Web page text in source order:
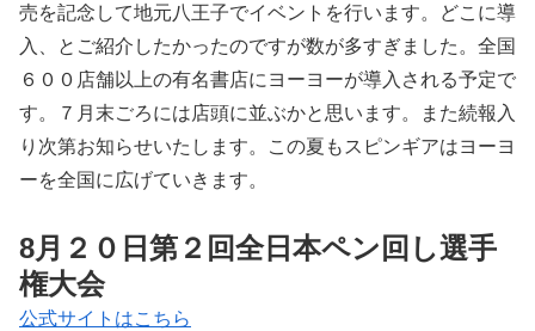
売を記念して地元八王子でイベントを行います。どこに導
入、とご紹介したかったのですが数が多すぎました。全国
６００店舗以上の有名書店にヨーヨーが導入される予定で
す。７月末ごろには店頭に並ぶかと思います。また続報入
り次第お知らせいたします。この夏もスピンギアはヨーヨ
ーを全国に広げていきます。
8月２０日第２回全日本ペン回し選手
権大会
公式サイトはこちら